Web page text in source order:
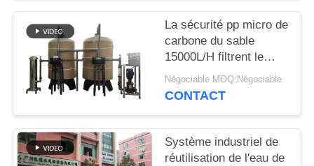
La sécurité pp micro de
carbone du sable
15000L/H filtrent le
système de traitement
préparatoire enlèvent
Négociable MOQ:Négociable
CONTACT
Système industriel de
réutilisation de l'eau de